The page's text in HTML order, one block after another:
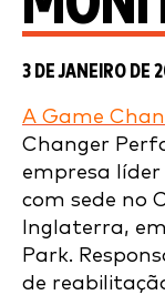
3 DE JANEIRO DE
A Game
Changer
empresa
com sede no
Inglaterra,
Park.
de